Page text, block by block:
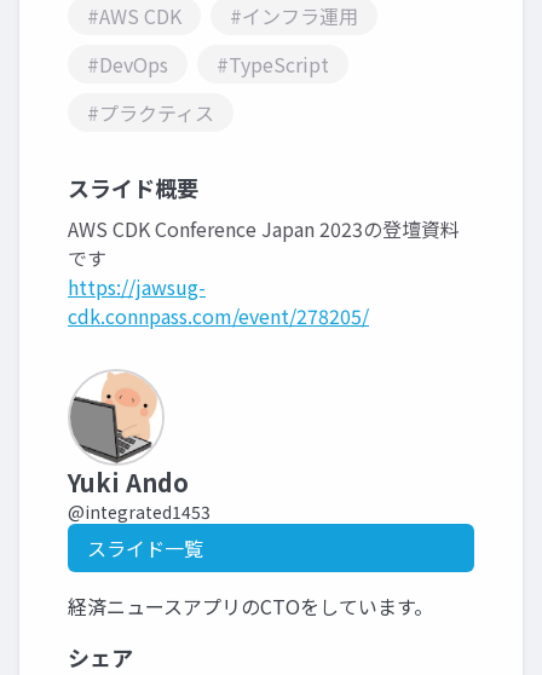
#AWS CDK
#インフラ運用
#DevOps
#TypeScript
#プラクティス
スライド概要
AWS CDK Conference Japan 2023の登壇資料
です
https://jawsug-
cdk.connpass.com/event/278205/
Yuki Ando
@integrated1453
スライド一覧
経済ニュースアプリのCTOをしています。
シェア